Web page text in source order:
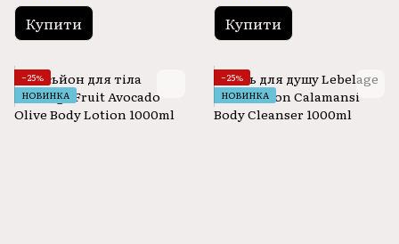
Купити Купити
−25%
НОВИНКА
−25%
НОВИНКА